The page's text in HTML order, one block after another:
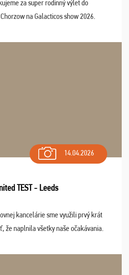
za super rodinný výlet do
na Galacticos show 2026.
park Legendia, previe ...
14.04.2026
TEST - Leeds
kancelárie sme využili prvý krát
že naplnila všetky naše očakávania.
(milí, profesionálni ...